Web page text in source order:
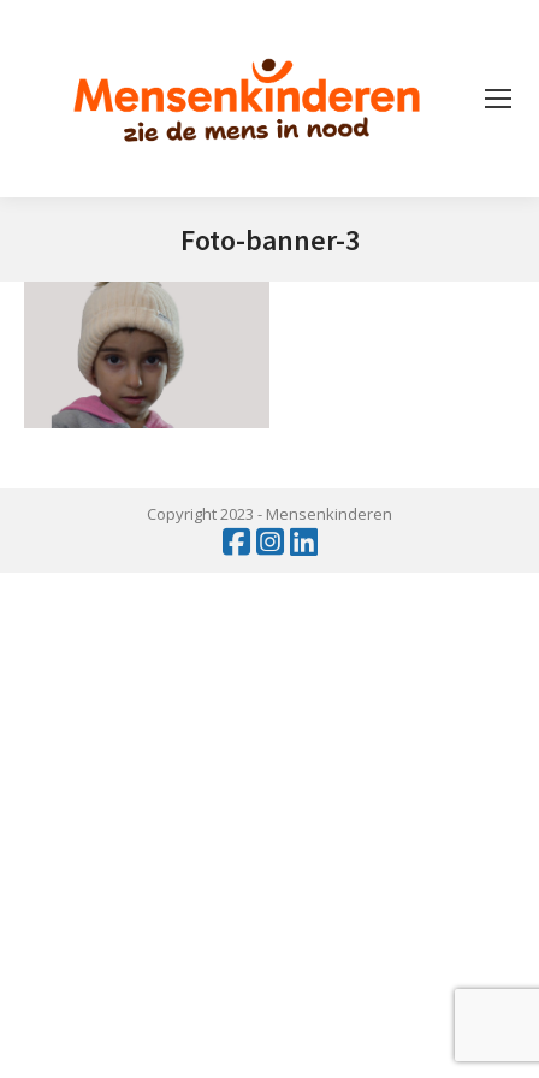
Foto-banner-3
Copyright 2023 - Mensenkinderen